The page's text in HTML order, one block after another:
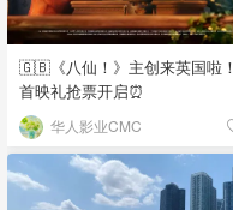
🇬🇧《八仙！》主创来英国啦！
首映礼抢票开启⏰
华人影业CMC